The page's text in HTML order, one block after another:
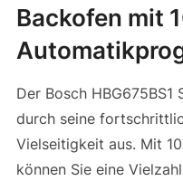
Backofen mit
Der Bosch
durch seine
Vielseitigkeit aus. Mit
können Sie eine